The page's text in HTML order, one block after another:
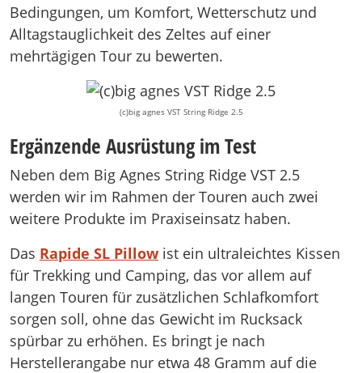
Bedingungen, um Komfort, Wetterschutz und
Alltagstauglichkeit des Zeltes auf einer
mehrtägigen Tour zu bewerten.
(c)big agnes VST String Ridge 2.5
Ergänzende Ausrüstung im Test
Neben dem Big Agnes String Ridge VST 2.5
werden wir im Rahmen der Touren auch zwei
weitere Produkte im Praxiseinsatz haben.
Das Rapide SL Pillow ist ein ultraleichtes Kissen
für Trekking und Camping, das vor allem auf
langen Touren für zusätzlichen Schlafkomfort
sorgen soll, ohne das Gewicht im Rucksack
spürbar zu erhöhen. Es bringt je nach
Herstellerangabe nur etwa 48 Gramm auf die